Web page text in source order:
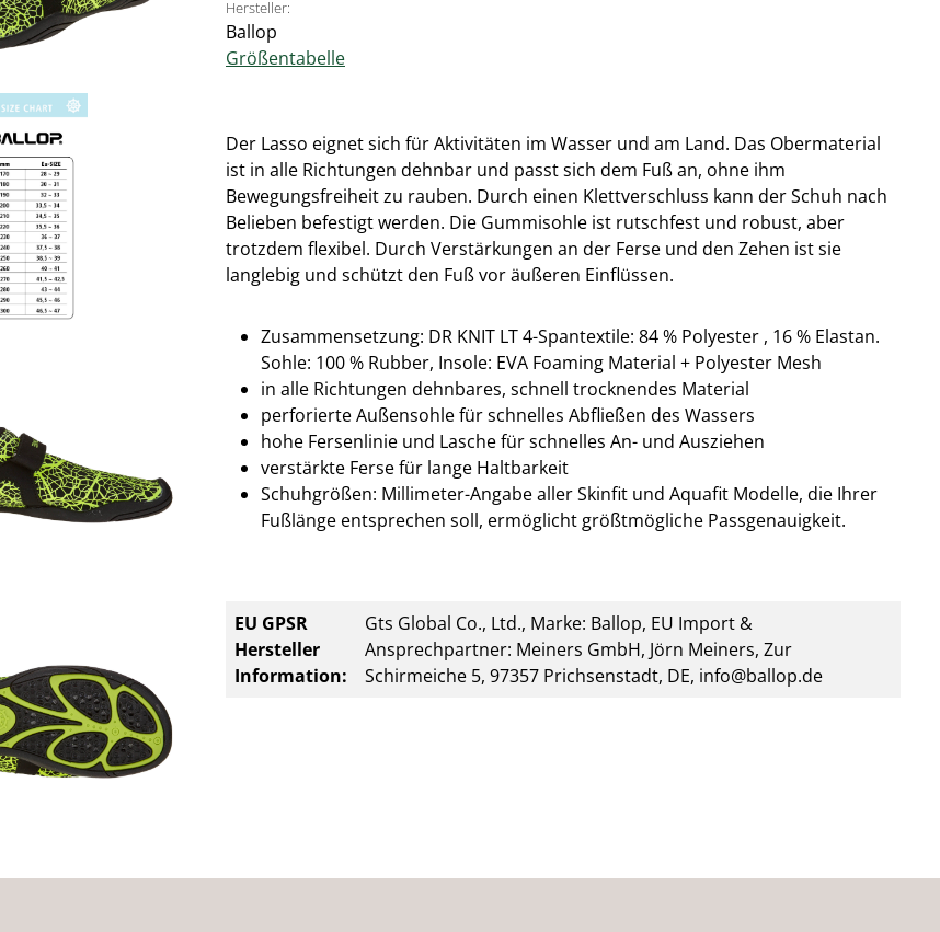
Hersteller:
Ballop
Größentabelle
Der Lasso eignet sich für Aktivitäten im Wasser und am Land. Das Obermaterial
ist in alle Richtungen dehnbar und passt sich dem Fuß an, ohne ihm
Bewegungsfreiheit zu rauben. Durch einen Klettverschluss kann der Schuh nach
Belieben befestigt werden. Die Gummisohle ist rutschfest und robust, aber
trotzdem flexibel. Durch Verstärkungen an der Ferse und den Zehen ist sie
langlebig und schützt den Fuß vor äußeren Einflüssen.
Zusammensetzung: DR KNIT LT 4-Spantextile: 84 % Polyester , 16 % Elastan.
Sohle: 100 % Rubber, Insole: EVA Foaming Material + Polyester Mesh
in alle Richtungen dehnbares, schnell trocknendes Material
perforierte Außensohle für schnelles Abfließen des Wassers
hohe Fersenlinie und Lasche für schnelles An- und Ausziehen
verstärkte Ferse für lange Haltbarkeit
Schuhgrößen: Millimeter-Angabe aller Skinfit und Aquafit Modelle, die Ihrer
Fußlänge entsprechen soll, ermöglicht größtmögliche Passgenauigkeit.
EU GPSR
Hersteller
Information:
Gts Global Co., Ltd., Marke: Ballop, EU Import &
Ansprechpartner: Meiners GmbH, Jörn Meiners, Zur
Schirmeiche 5, 97357 Prichsenstadt, DE, info@ballop.de